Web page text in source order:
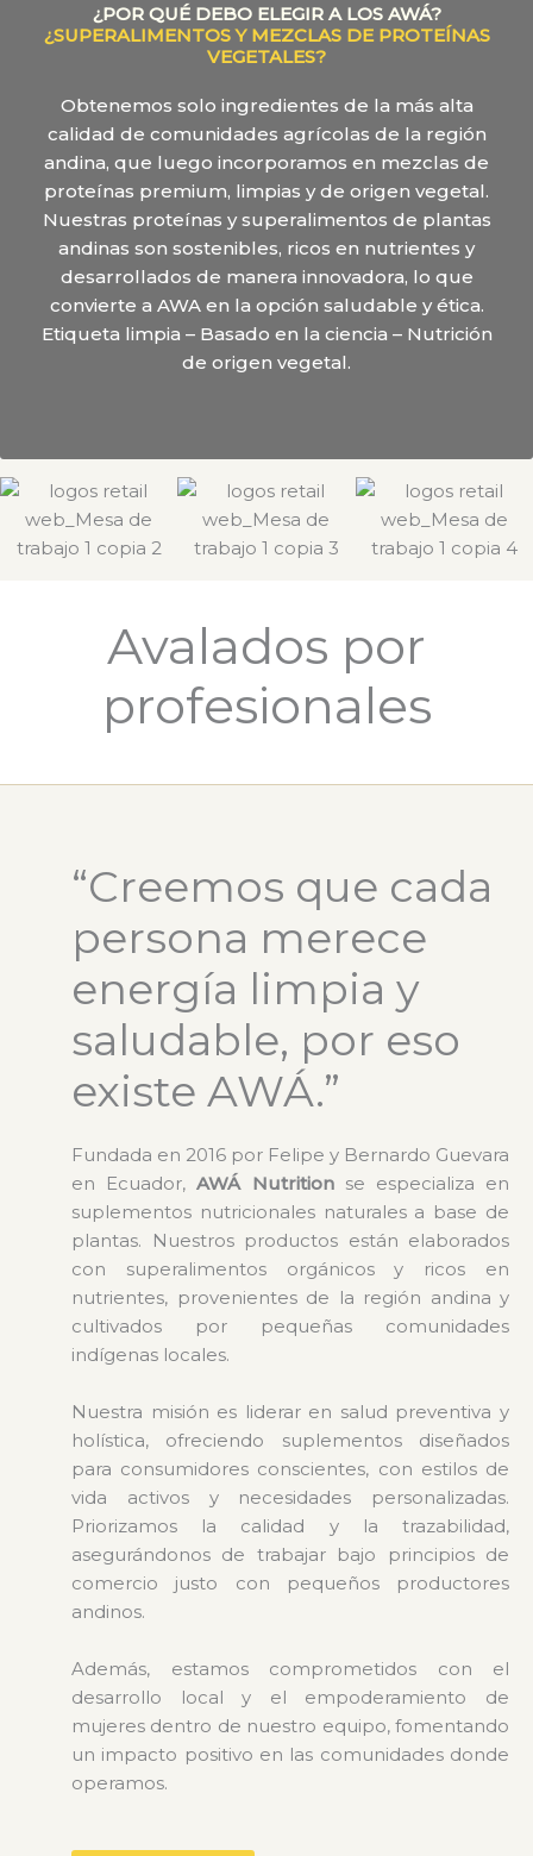
¿POR QUÉ DEBO ELEGIR A LOS AWÁ?
¿SUPERALIMENTOS Y MEZCLAS DE PROTEÍNAS
VEGETALES?
Obtenemos solo ingredientes de la más alta
calidad de comunidades agrícolas de la región
andina, que luego incorporamos en mezclas de
proteínas premium, limpias y de origen vegetal.
Nuestras proteínas y superalimentos de plantas
andinas son sostenibles, ricos en nutrientes y
desarrollados de manera innovadora, lo que
convierte a AWA en la opción saludable y ética.
Etiqueta limpia – Basado en la ciencia – Nutrición
de origen vegetal.
Avalados por
profesionales
“Creemos que cada
persona merece
energía limpia y
saludable, por eso
existe AWÁ.”
Fundada en 2016 por Felipe y Bernardo Guevara
en Ecuador,AWÁ Nutritionse especializa en
suplementos nutricionales naturales a base de
plantas. Nuestros productos están elaborados
con superalimentos orgánicos y ricos en
nutrientes, provenientes de la región andina y
cultivados por pequeñas comunidades
indígenas locales.
Nuestra misión es liderar en salud preventiva y
holística, ofreciendo suplementos diseñados
para consumidores conscientes, con estilos de
vida activos y necesidades personalizadas.
Priorizamos la calidad y la trazabilidad,
asegurándonos de trabajar bajo principios de
comercio justo con pequeños productores
andinos.
Además, estamos comprometidos con el
desarrollo local y el empoderamiento de
mujeres dentro de nuestro equipo, fomentando
un impacto positivo en las comunidades donde
operamos.